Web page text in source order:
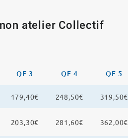
atelier Collectif
QF 3 QF 4 QF 5
179,40€ 248,50€ 319,50€
203,30€ 281,60€ 362,00€